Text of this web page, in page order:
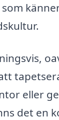
eller
det en